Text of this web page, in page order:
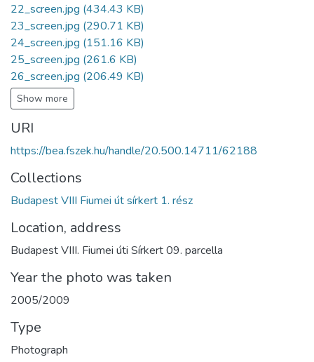
22_screen.jpg (434.43 KB)
23_screen.jpg (290.71 KB)
24_screen.jpg (151.16 KB)
25_screen.jpg (261.6 KB)
26_screen.jpg (206.49 KB)
Show more
URI
https://bea.fszek.hu/handle/20.500.14711/62188
Collections
Budapest VIII Fiumei út sírkert 1. rész
Location, address
Budapest VIII. Fiumei úti Sírkert 09. parcella
Year the photo was taken
2005/2009
Type
Photograph